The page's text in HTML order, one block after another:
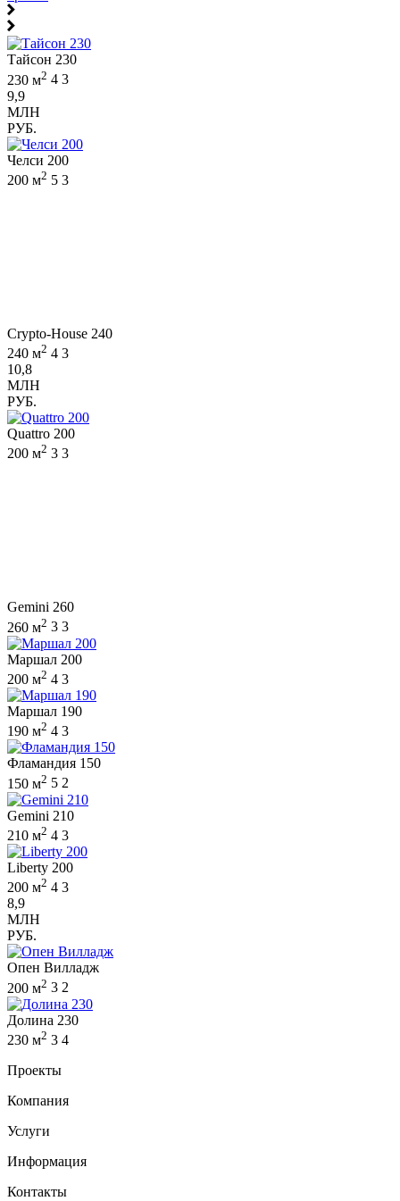
Тайсон 230
230 м2 4 3
9,9
МЛН
РУБ.
Челси 200
200 м2 5 3
Crypto-House 240
240 м2 4 3
10,8
МЛН
РУБ.
Quattro 200
200 м2 3 3
Gemini 260
260 м2 3 3
Маршал 200
200 м2 4 3
Маршал 190
190 м2 4 3
Фламандия 150
150 м2 5 2
Gemini 210
210 м2 4 3
Liberty 200
200 м2 4 3
8,9
МЛН
РУБ.
Опен Вилладж
200 м2 3 2
Долина 230
230 м2 3 4
Проекты
Компания
Услуги
Информация
Контакты